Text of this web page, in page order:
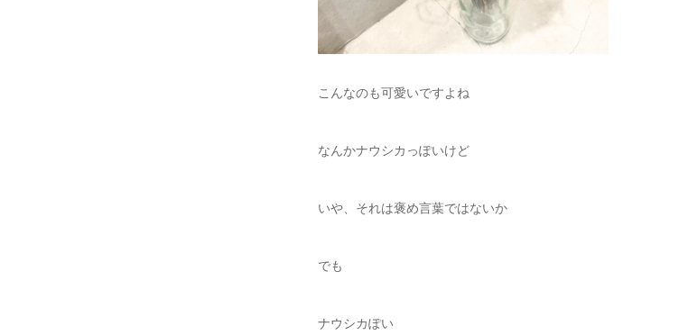
こんなのも可愛いですよね
なんかナウシカっぽいけど
いや、それは褒め言葉ではないか
でも
ナウシカぽい